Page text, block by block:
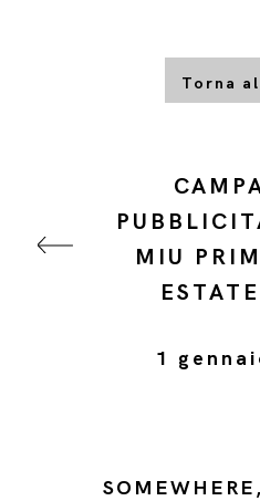
Torna
MIU
1